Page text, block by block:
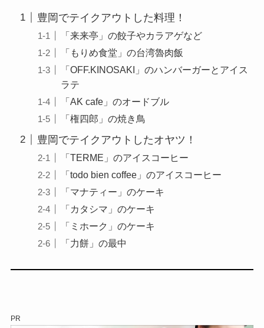
豊岡でテイクアウトした料理！
「来来亭」の餃子やカラアゲなど
「もりめ食堂」の台湾魯肉飯
「OFF.KINOSAKI」のハンバーガーとアイス
ラテ
「AK cafe」のオードブル
「権四郎」の焼き鳥
豊岡でテイクアウトしたオヤツ！
「TERME」のアイスコーヒー
「todo bien coffee」のアイスコーヒー
「マナティー」のケーキ
「カタシマ」のケーキ
「ミホーク」のケーキ
「力餅」の最中
PR